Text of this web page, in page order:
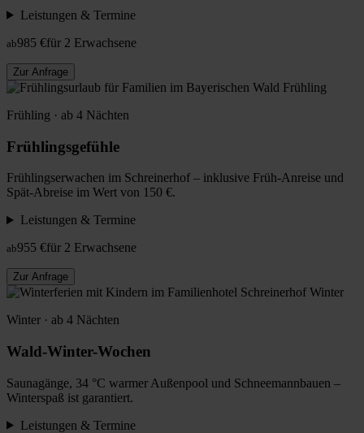
Leistungen & Termine
ab985 €für 2 Erwachsene
Zur Anfrage
Frühling
Frühling · ab 4 Nächten
Frühlingsgefühle
Frühlingserwachen im Schreinerhof – inklusive Früh-Anreise und
Spät-Abreise im Wert von 150 €.
Leistungen & Termine
ab955 €für 2 Erwachsene
Zur Anfrage
Winter
Winter · ab 4 Nächten
Wald-Winter-Wochen
Saunagänge, 34 °C warmer Außenpool und Schneemannbauen –
Winterspaß ist garantiert.
Leistungen & Termine